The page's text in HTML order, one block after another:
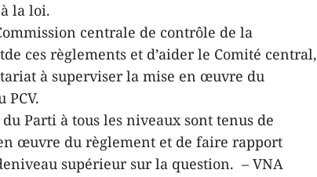
la loi.
centrale de contrôle de la
ces règlements et d’aider le Comité central,
à superviser la mise en œuvre du
PCV.
Parti à tous les niveaux sont tenus de
œuvre du règlement et de faire rapport
supérieur sur la question. – VNA